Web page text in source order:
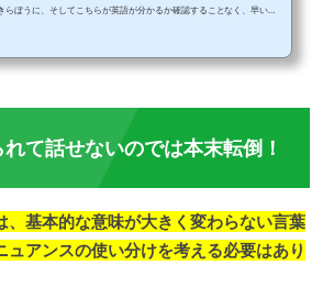
らぼうに、そしてこちらが英語が分かるか確認することなく、早い英
ずは、入国審査の時にどのような英語を話すのか、ということについ
て話せないのでは本末転倒！
、基本的な意味が大きく変わらない言葉
ュアンスの使い分けを考える必要はあり